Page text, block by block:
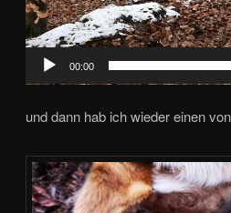
00:00
und dann hab ich wieder einen